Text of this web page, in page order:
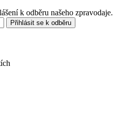
k odběru našeho zpravodaje.
Přihlásit se k odběru